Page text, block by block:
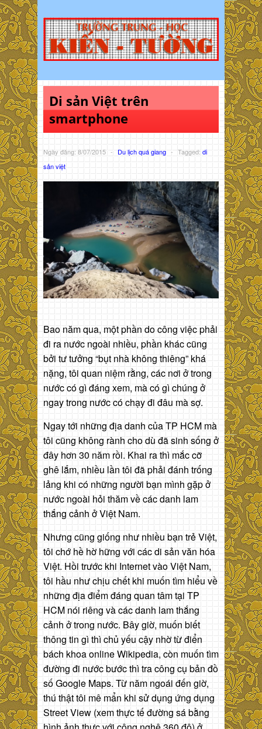
Di sản Việt trên
smartphone
Ngày đăng: 8/07/2015 - Du lịch quá giang - Tagged: di
sản việt
Bao năm qua, một phần do công việc phải
đi ra nước ngoài nhiều, phần khác cũng
bởi tư tưởng “bụt nhà không thiêng” khá
nặng, tôi quan niệm rằng, các nơi ở trong
nước có gì đáng xem, mà có gì chúng ở
ngay trong nước có chạy đi đâu mà sợ.
Ngay tới những địa danh của TP HCM mà
tôi cũng không rành cho dù đã sinh sống ở
đây hơn 30 năm rồi. Khai ra thì mắc cỡ
ghê lắm, nhiều lần tôi đã phải đánh trống
lảng khi có những người bạn mình gặp ở
nước ngoài hỏi thăm về các danh lam
thắng cảnh ở Việt Nam.
Nhưng cũng giống như nhiều bạn trẻ Việt,
tôi chớ hề hờ hững với các di sản văn hóa
Việt. Hồi trước khi Internet vào Việt Nam,
tôi hầu như chịu chết khi muốn tìm hiểu về
những địa điểm đáng quan tâm tại TP
HCM nói riêng và các danh lam thắng
cảnh ở trong nước. Bây giờ, muốn biết
thông tin gì thì chủ yếu cậy nhờ từ điển
bách khoa online Wikipedia, còn muốn tìm
đường đi nước bước thì tra công cụ bản đồ
số Google Maps. Từ năm ngoái đến giờ,
thú thật tôi mê mẩn khi sử dụng ứng dụng
Street View (xem thực tế đường sá bằng